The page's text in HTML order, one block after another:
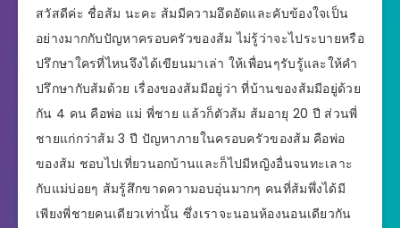
สวัสดีค่ะ ชื่อส้ม นะคะ ส้มมีความอึดอัดและคับข้องใจเป็น
อย่างมากกับปัญหาครอบครัวของส้ม ไม่รู้ว่าจะไประบายหรือ
ปรึกษาใครที่ไหนจึงได้เขียนมาเล่า ให้เพื่อนๆรับรู้และให้คำ
ปรึกษากับส้มด้วย เรื่องของส้มมีอยู่ว่า ที่บ้านของส้มมีอยู่ด้วย
กัน 4 คน คือพ่อ แม่ พี่ชาย แล้วก็ตัวส้ม ส้มอายุ 20 ปี ส่วนพี่
ชายแก่กว่าส้ม 3 ปี ปัญหาภายในครอบครัวของส้ม คือพ่อ
ของส้ม ชอบไปเที่ยวนอกบ้านและก็ไปมีหญิงอื่นจนทะเลาะ
กับแม่บ่อยๆ ส้มรู้สึกขาดความอบอุ่นมากๆ คนที่ส้มพึ่งได้มี
เพียงพี่ชายคนเดียวเท่านั้น ซึ่งเราจะนอนห้องนอนเดียวกัน